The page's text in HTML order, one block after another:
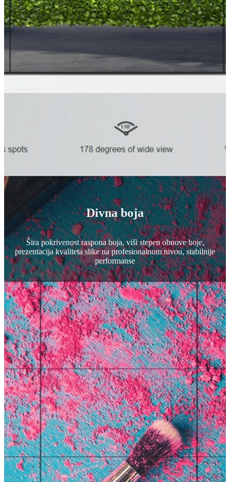
Divna boja
Šira pokrivenost raspona boja, viši stepen obnove boje,
prezentacija kvaliteta slike na profesionalnom nivou, stabilnije
performanse